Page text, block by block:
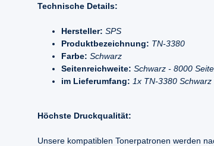
Technische Details:
Hersteller: SPS
Produktbezeichnung: TN-3380
Farbe: Schwarz
Seitenreichweite: Schwarz - 8000
im Lieferumfang: 1x TN-3380 Schwarz
Höchste Druckqualität:
Unsere kompatiblen Tonerpatronen werden